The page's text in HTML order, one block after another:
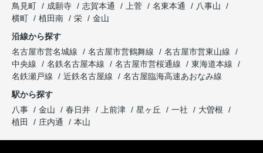
鳥見町
成願寺 志賀本通 上菅 名東本通
八事山
横町
植田南 栄
金山
沿線から探す
名古屋市営名城線
名古屋市営鶴舞線
名古屋市営東山線
中央線
名鉄名古屋本線 名古屋市営桜通線
東海道本線
名鉄瀬戸線
近鉄名古屋線
名古屋臨海高速あおなみ線
駅から探す
八事
金山 春日井 上前津 星ヶ丘 一社
大曽根
植田
庄内通 本山